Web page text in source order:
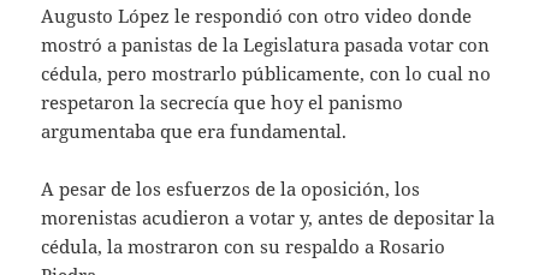
Augusto López le respondió con otro video donde
mostró a panistas de la Legislatura pasada votar con
cédula, pero mostrarlo públicamente, con lo cual no
respetaron la secrecía que hoy el panismo
argumentaba que era fundamental.
A pesar de los esfuerzos de la oposición, los
morenistas acudieron a votar y, antes de depositar la
cédula, la mostraron con su respaldo a Rosario